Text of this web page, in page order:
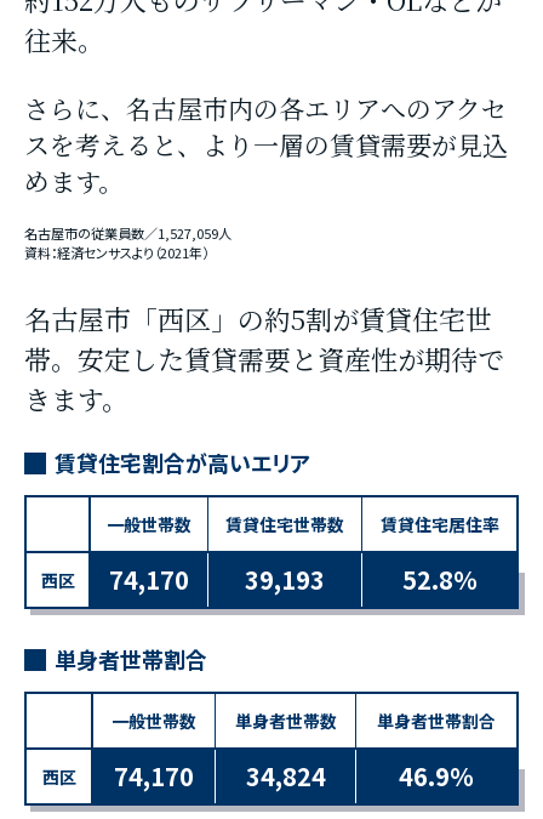
往来。
さらに、名古屋市内の各エリアへのアクセ
スを考えると、より一層の賃貸需要が見込
めます。
名古屋市の従業員数／1,527,059人
資料：経済センサスより（2021年）
名古屋市「西区」の約5割が賃貸住宅世
帯。 安定した賃貸需要と資産性が期待で
きます。
賃貸住宅割合が高いエリア
一般世帯数 賃貸住宅世帯数 賃貸住宅居住率
西区 74,170 39,193 52.8％
単身者世帯割合
一般世帯数 単身者世帯数 単身者世帯割合
西区 74,170 34,824 46.9％